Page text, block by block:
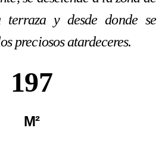
terraza y desde donde se
preciosos atardeceres.
197
M²